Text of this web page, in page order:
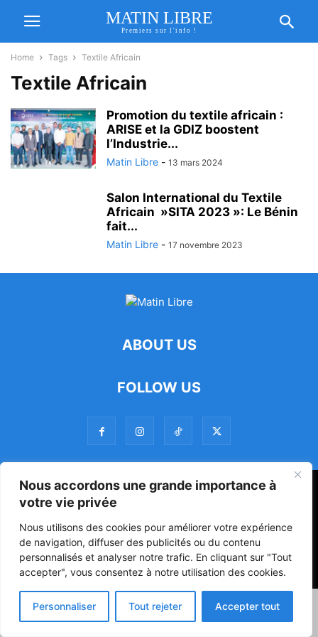
Nous accordons une grande importance à
votre vie privée
Nous utilisons des cookies pour améliorer votre expérience
de navigation, diffuser des publicités ou du contenu
personnalisés et analyser notre trafic. En cliquant sur "Tout
accepter", vous consentez à notre utilisation des cookies.
Personnaliser Tout rejeter Accepter tout
MATIN LIBRE
Premiers sur l'info !
Home Tags Textile Africain
Textile Africain
Promotion du textile africain :
ARISE et la GDIZ boostent
l’Industrie...
Matin Libre - 13 mars 2024
Salon International du Textile
Africain »SITA 2023 »: Le Bénin
fait...
Matin Libre - 17 novembre 2023
ABOUT US
FOLLOW US
47ᵉ Assemblée Mondiale sur la Protection de la Vie Privée: Me
Luciano Hounkponou représente le Bénin à Séoul
Politique Société Culture
© Powered by digitXplus Francophone